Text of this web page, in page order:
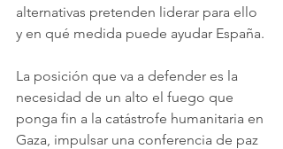
alternativas pretenden liderar para ello
y en qué medida puede ayudar España.
La posición que va a defender es la
necesidad de un alto el fuego que
ponga fin a la catástrofe humanitaria en
Gaza, impulsar una conferencia de paz